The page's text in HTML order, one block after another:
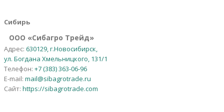
Сибирь
OOO «Сибагро Трейд»
Адрес: 630129, г.Новосибирск,
ул. Богдана Хмельницкого, 131/1
Телефон: +7 (383) 363-06-96
E-mail: mail@sibagrotrade.ru
Сайт: https://sibagrotrade.com